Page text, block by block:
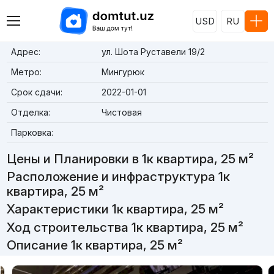
USD RU
Адрес:
ул. Шота Руставели 19/2
Метро:
Мингурюк
Срок сдачи:
2022-01-01
Отделка:
Чистовая
Парковка:
Цены и Планировки в 1к квартира, 25 м²
Расположение и инфраструктура 1к
квартира, 25 м²
Характеристики 1к квартира, 25 м²
Ход строительства 1к квартира, 25 м²
Описание 1к квартира, 25 м²